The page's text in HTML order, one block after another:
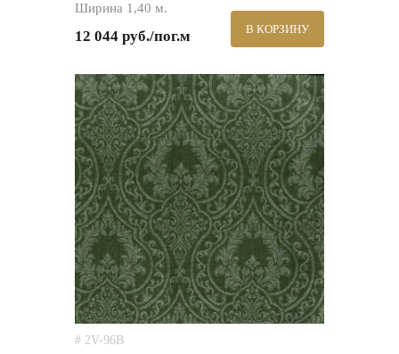
Ширина 1,40 м.
12 044 руб./пог.м В КОРЗИНУ
# 2V-96B